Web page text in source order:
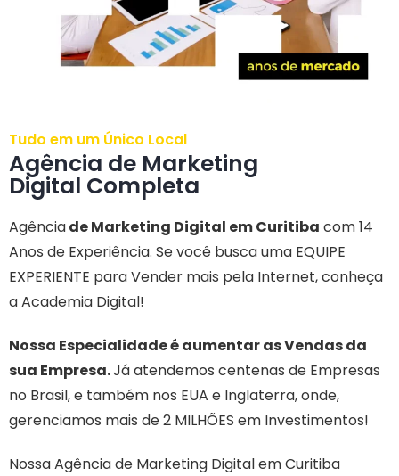
Tudo em um Único Local
Agência de Marketing
Digital Completa
Agênciade Marketing Digital em Curitiba com 14
Anos de Experiência. Se você busca uma EQUIPE
EXPERIENTE para Vender mais pela Internet, conheça
a Academia Digital!
Nossa Especialidade é aumentar as Vendas da
sua Empresa.Já atendemos centenas de Empresas
no Brasil, e também nos EUA e Inglaterra, onde,
gerenciamos mais de 2 MILHÕES em Investimentos!
Nossa Agência de Marketing Digital em Curitiba